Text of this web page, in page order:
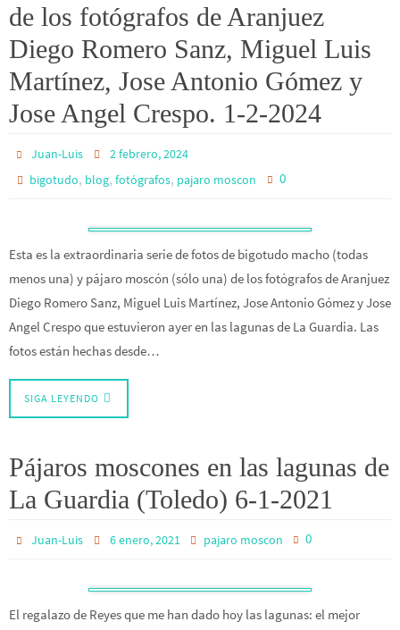
de los fotógrafos de Aranjuez
Diego Romero Sanz, Miguel Luis
Martínez, Jose Antonio Gómez y
Jose Angel Crespo. 1-2-2024
Juan-Luis
2 febrero, 2024
bigotudo, blog,fotógrafos, pajaro moscon 0
Esta es la extraordinaria serie de fotos de bigotudo macho (todas
menos una) y pájaro moscón (sólo una) de los fotógrafos de Aranjuez
Diego Romero Sanz, Miguel Luis Martínez, Jose Antonio Gómez y Jose
Angel Crespo que estuvieron ayer en las lagunas de La Guardia. Las
fotos están hechas desde…
SIGA LEYENDO
Pájaros moscones en las lagunas de
La Guardia (Toledo) 6-1-2021
Juan-Luis 6 enero, 2021 pajaro moscon 0
El regalazo de Reyes que me han dado hoy las lagunas: el mejor